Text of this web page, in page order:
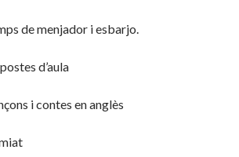
de menjador i esbarjo.
d’aula
i contes en anglès